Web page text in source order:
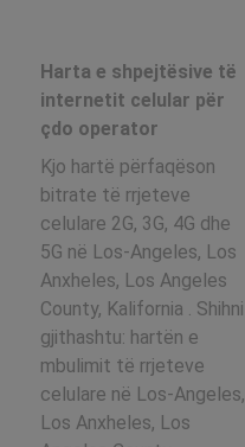
Harta e shpejtësive të
internetit celular për
çdo operator
Kjo hartë përfaqëson
bitrate të rrjeteve
celulare 2G, 3G, 4G dhe
5G në Los-Angeles, Los
Anxheles, Los Angeles
County, Kalifornia . Shihni
gjithashtu: hartën e
mbulimit të rrjeteve
celulare në Los-Angeles,
Los Anxheles, Los